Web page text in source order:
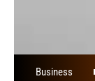
Business